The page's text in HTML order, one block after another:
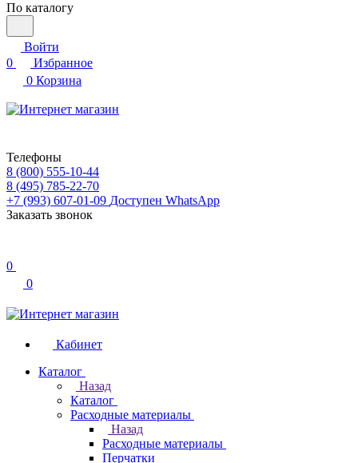
По каталогу
Войти
0
Избранное
0 Корзина
Телефоны
8 (800) 555-10-44
8 (495) 785-22-70
+7 (993) 607-01-09 Доступен WhatsApp
Заказать звонок
0
0
Кабинет
Каталог
Назад
Каталог
Расходные материалы
Назад
Расходные материалы
Перчатки